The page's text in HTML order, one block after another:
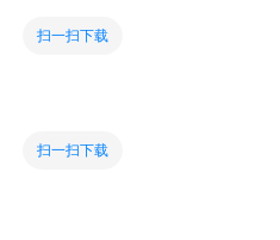
扫一扫下载
扫一扫下载